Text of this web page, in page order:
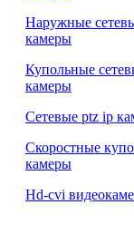
Наружные
камеры
Купольные
камеры
Сетевые ptz ip
Скоростные
камеры
Hd-cvi